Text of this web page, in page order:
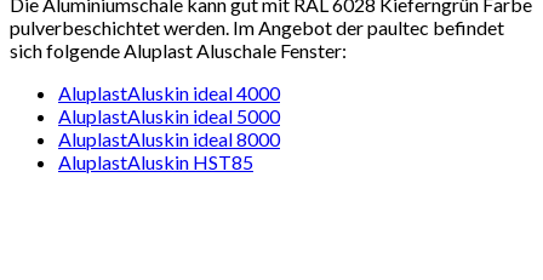
Die Aluminiumschale kann gut mit RAL 6028 Kieferngrün Farbe
pulverbeschichtet werden. Im Angebot der paultec befindet
sich folgende Aluplast Aluschale Fenster:
AluplastAluskin ideal 4000
AluplastAluskin ideal 5000
AluplastAluskin ideal 8000
AluplastAluskin HST85